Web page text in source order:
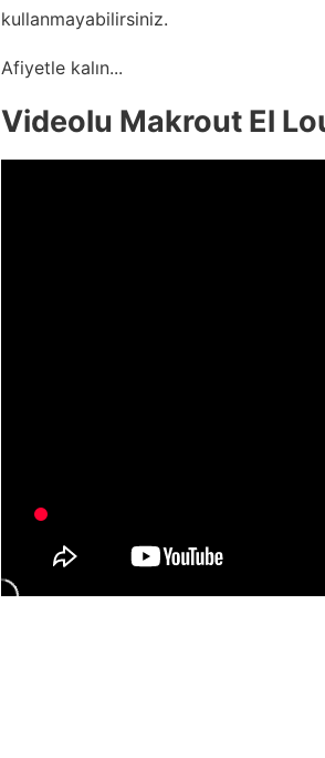
kullanmayabilirsiniz.
Afiyetle kalın...
Videolu Makrout El